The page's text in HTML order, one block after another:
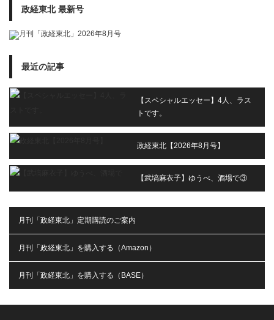
政経東北 最新号
最近の記事
【スペシャルエッセー】4人、ラス
トです。
政経東北【2026年8月号】
【武塙麻衣子】ゆうべ、酒場で③
月刊「政経東北」定期購読のご案内
月刊「政経東北」を購入する（Amazon）
月刊「政経東北」を購入する（BASE）